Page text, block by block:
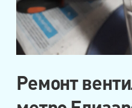
Ремонт